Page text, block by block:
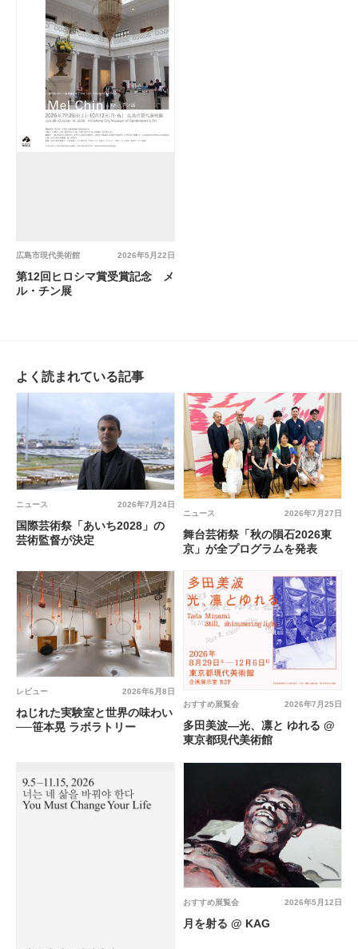
2026年5月22日
広島市現代美術館
第12回ヒロシマ賞受賞記念 メ
ル・チン展
よく読まれている記事
2026年7月24日
ニュース
国際芸術祭「あいち2028」の
芸術監督が決定
2026年7月27日
ニュース
舞台芸術祭「秋の隕石2026東
京」が全プログラムを発表
2026年6月8日
レビュー
ねじれた実験室と世界の味わい
──笹本晃 ラボラトリー
2026年7月25日
おすすめ展覧会
多田美波―光、凛と ゆれる @
東京都現代美術館
2026年5月12日
おすすめ展覧会
月を射る @ KAG